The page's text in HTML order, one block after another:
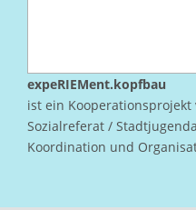
expeRIEMent.kopfbau
ist ein
Sozialreferat /
Koordination und